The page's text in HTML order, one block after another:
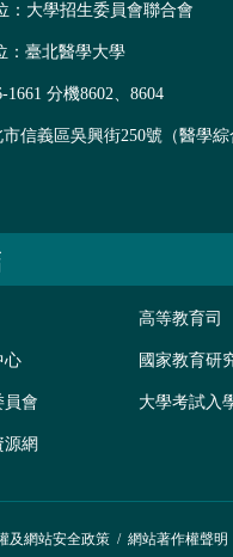
：大學招生委員會聯合會
：臺北醫學大學
1661 分機8602、8604
市信義區吳興街250號（醫學
高等教育司
心 國家教育研
員會 大學考試入
源網
及網站安全政策/ 網站著作權聲明